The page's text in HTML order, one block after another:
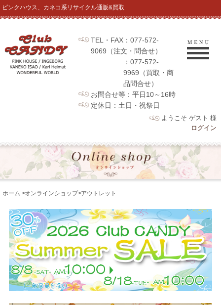
ピンクハウス、カネコ系リサイクル通販&買取
TEL・FAX：077-572-
9069（注文・問合せ）
：077-572-
9969（買取・商
品問合せ）
お問合せ等：平日10～16時
定休日：土日・祝祭日
ようこそ ゲスト 様
ログイン
ホーム >オンラインショップ>アウトレット